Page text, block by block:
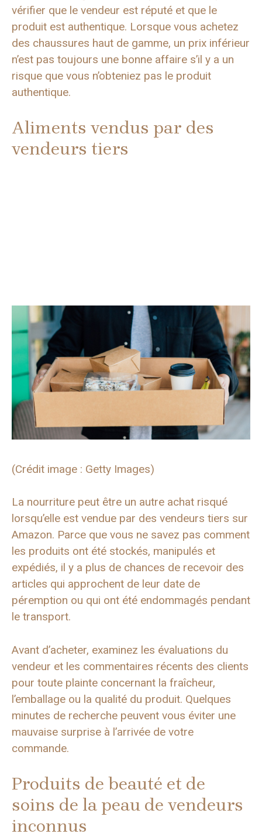
vérifier que le vendeur est réputé et que le
produit est authentique. Lorsque vous achetez
des chaussures haut de gamme, un prix inférieur
n’est pas toujours une bonne affaire s’il y a un
risque que vous n’obteniez pas le produit
authentique.
Aliments vendus par des
vendeurs tiers
(Crédit image : Getty Images)
La nourriture peut être un autre achat risqué
lorsqu’elle est vendue par des vendeurs tiers sur
Amazon. Parce que vous ne savez pas comment
les produits ont été stockés, manipulés et
expédiés, il y a plus de chances de recevoir des
articles qui approchent de leur date de
péremption ou qui ont été endommagés pendant
le transport.
Avant d’acheter, examinez les évaluations du
vendeur et les commentaires récents des clients
pour toute plainte concernant la fraîcheur,
l’emballage ou la qualité du produit. Quelques
minutes de recherche peuvent vous éviter une
mauvaise surprise à l’arrivée de votre
commande.
Produits de beauté et de
soins de la peau de vendeurs
inconnus